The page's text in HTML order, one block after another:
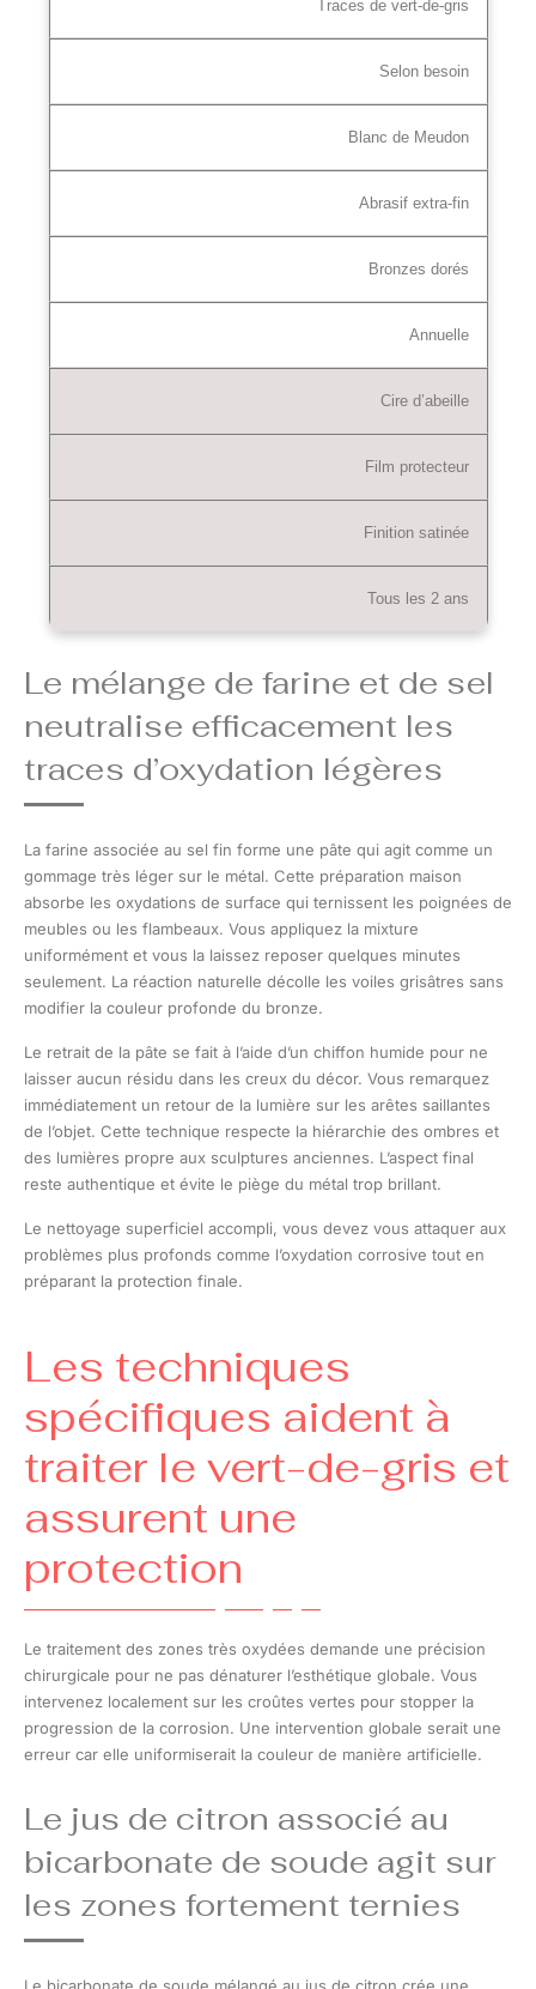
Traces de vert-de-gris
Selon besoin
Blanc de Meudon
Abrasif extra-fin
Bronzes dorés
Annuelle
Cire d’abeille
Film protecteur
Finition satinée
Tous les 2 ans
Le mélange de farine et de sel
neutralise efficacement les
traces d’oxydation légères
La farine associée au sel fin forme une pâte qui agit comme un
gommage très léger sur le métal. Cette préparation maison
absorbe les oxydations de surface qui ternissent les poignées de
meubles ou les flambeaux. Vous appliquez la mixture
uniformément et vous la laissez reposer quelques minutes
seulement. La réaction naturelle décolle les voiles grisâtres sans
modifier la couleur profonde du bronze.
Le retrait de la pâte se fait à l’aide d’un chiffon humide pour ne
laisser aucun résidu dans les creux du décor. Vous remarquez
immédiatement un retour de la lumière sur les arêtes saillantes
de l’objet. Cette technique respecte la hiérarchie des ombres et
des lumières propre aux sculptures anciennes. L’aspect final
reste authentique et évite le piège du métal trop brillant.
Le nettoyage superficiel accompli, vous devez vous attaquer aux
problèmes plus profonds comme l’oxydation corrosive tout en
préparant la protection finale.
Les techniques
spécifiques aident à
traiter le vert-de-gris et
assurent une
protection
Le traitement des zones très oxydées demande une précision
chirurgicale pour ne pas dénaturer l’esthétique globale. Vous
intervenez localement sur les croûtes vertes pour stopper la
progression de la corrosion. Une intervention globale serait une
erreur car elle uniformiserait la couleur de manière artificielle.
Le jus de citron associé au
bicarbonate de soude agit sur
les zones fortement ternies